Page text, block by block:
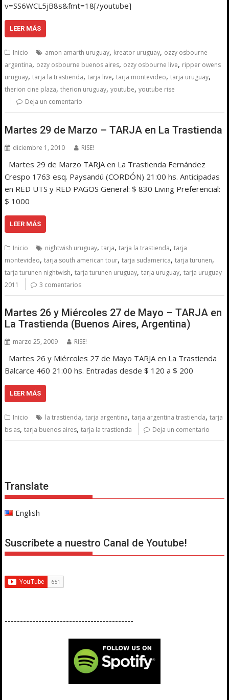
v=SS6WCL5jB8s&fmt=18[/youtube]
LEER MÁS
Inicio amon amarth uruguay, kreator uruguay, ozzy osbourne
argentina, ozzy osbourne buenos aires, ozzy osbourne live, ripper owens
uruguay,tarja la trastienda,tarja live,tarja montevideo,tarja uruguay,
therion cine plaza,therion uruguay,youtube,youtube rise
Deja un comentario
Martes 29 de Marzo – TARJA en La Trastienda
diciembre 1, 2010 RISE!
Martes 29 de Marzo TARJA en La Trastienda Fernández
Crespo 1763 esq. Paysandú (CORDÓN) 21:00 hs. Anticipadas
en RED UTS y RED PAGOS General: $ 830 Living Preferencial:
$ 1000
LEER MÁS
Inicio nightwish uruguay,tarja,tarja la trastienda,tarja
montevideo,tarja south american tour,tarja sudamerica,tarja turunen,
tarja turunen nightwish,tarja turunen uruguay,tarja uruguay,tarja uruguay
2011
3 comentarios
Martes 26 y Miércoles 27 de Mayo – TARJA en
La Trastienda (Buenos Aires, Argentina)
marzo 25, 2009 RISE!
Martes 26 y Miércoles 27 de Mayo TARJA en La Trastienda
Balcarce 460 21:00 hs. Entradas desde $ 120 a $ 200
LEER MÁS
Inicio la trastienda,tarja argentina,tarja argentina trastienda,tarja
bs as,tarja buenos aires,tarja la trastienda Deja un comentario
Translate
English
Suscríbete a nuestro Canal de Youtube!
------------------------------------------